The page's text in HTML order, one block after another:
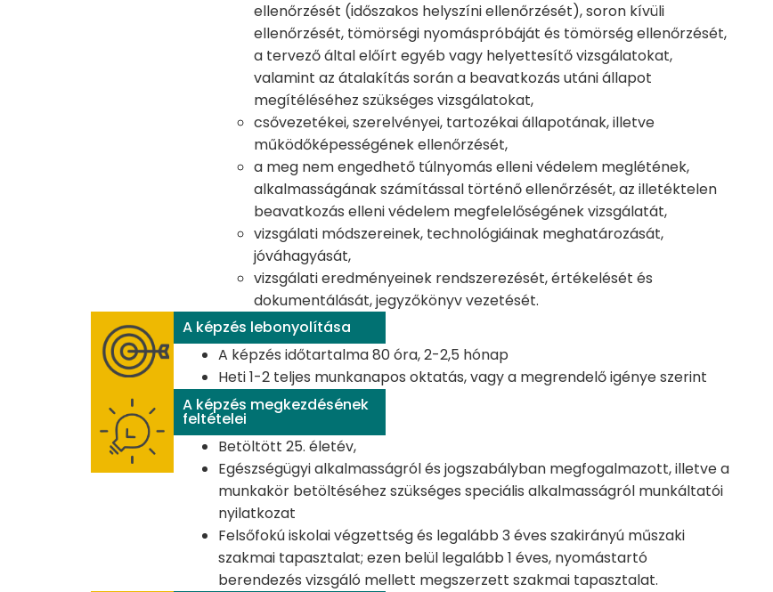
ellenőrzését (időszakos helyszíni ellenőrzését), soron kívüli
ellenőrzését, tömörségi nyomáspróbáját és tömörség ellenőrzését,
a tervező által előírt egyéb vagy helyettesítő vizsgálatokat,
valamint az átalakítás során a beavatkozás utáni állapot
megítéléséhez szükséges vizsgálatokat,
csővezetékei, szerelvényei, tartozékai állapotának, illetve
működőképességének ellenőrzését,
a meg nem engedhető túlnyomás elleni védelem meglétének,
alkalmasságának számítással történő ellenőrzését, az illetéktelen
beavatkozás elleni védelem megfelelőségének vizsgálatát,
vizsgálati módszereinek, technológiáinak meghatározását,
jóváhagyását,
vizsgálati eredményeinek rendszerezését, értékelését és
dokumentálását, jegyzőkönyv vezetését.
A képzés lebonyolítása
A képzés időtartalma 80 óra, 2-2,5 hónap
Heti 1-2 teljes munkanapos oktatás, vagy a megrendelő igénye szerint
A képzés megkezdésének
feltételei
Betöltött 25. életév,
Egészségügyi alkalmasságról és jogszabályban megfogalmazott, illetve a
munkakör betöltéséhez szükséges speciális alkalmasságról munkáltatói
nyilatkozat
Felsőfokú iskolai végzettség és legalább 3 éves szakirányú műszaki
szakmai tapasztalat; ezen belül legalább 1 éves, nyomástartó
berendezés vizsgáló mellett megszerzett szakmai tapasztalat.